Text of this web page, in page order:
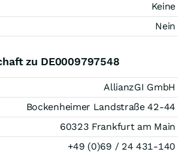
Keine
Nein
zu DE0009797548
AllianzGI GmbH
Bockenheimer Landstraße 42-44
60323 Frankfurt am Main
+49 (0)69 / 24 431-140